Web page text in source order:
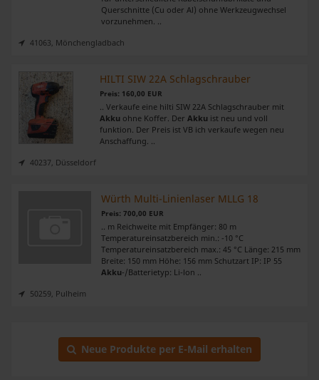
Querschnitte (Cu oder Al) ohne Werkzeugwechsel
vorzunehmen. ..
41063, Mönchengladbach
HILTI SIW 22A Schlagschrauber
Preis: 160,00 EUR
.. Verkaufe eine hilti SIW 22A Schlagschrauber mit
Akku ohne Koffer. Der Akku ist neu und voll
funktion. Der Preis ist VB ich verkaufe wegen neu
Anschaffung. ..
40237, Düsseldorf
Würth Multi-Linienlaser MLLG 18
Preis: 700,00 EUR
.. m Reichweite mit Empfänger: 80 m
Temperatureinsatzbereich min.: -10 °C
Temperatureinsatzbereich max.: 45 °C Länge: 215 mm
Breite: 150 mm Höhe: 156 mm Schutzart IP: IP 55
Akku-/Batterietyp: Li-lon ..
50259, Pulheim
Neue Produkte per E-Mail erhalten